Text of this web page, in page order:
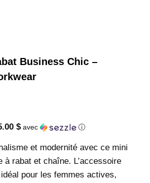
Business Chic –
$avec ⓘ
et modernité avec ce mini
à rabat et chaîne. L’accessoire
pour les femmes actives,